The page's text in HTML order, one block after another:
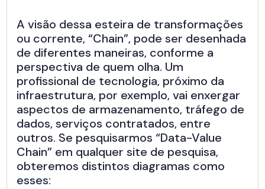
A visão dessa esteira de transformações
ou corrente, “Chain”, pode ser desenhada
de diferentes maneiras, conforme a
perspectiva de quem olha. Um
profissional de tecnologia, próximo da
infraestrutura, por exemplo, vai enxergar
aspectos de armazenamento, tráfego de
dados, serviços contratados, entre
outros. Se pesquisarmos “Data-Value
Chain” em qualquer site de pesquisa,
obteremos distintos diagramas como
esses: